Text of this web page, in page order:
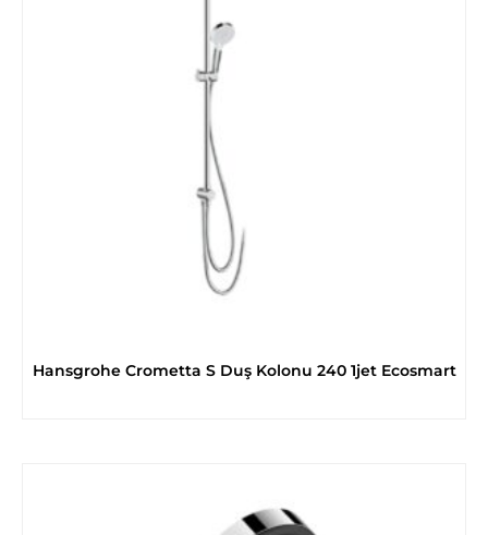
Hansgrohe Crometta S Duş Kolonu 240 1jet Ecosmart